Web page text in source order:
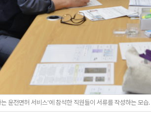
운전면허 서비스'에 참석한 직원들이 서류를 작성하는 모습